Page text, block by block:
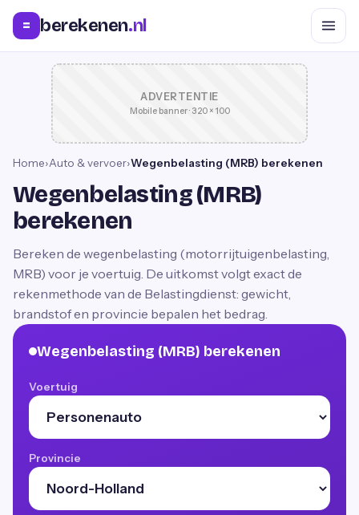
= berekenen.nl
ADVERTENTIE
Mobile banner · 320 × 100
Home›Auto & vervoer›Wegenbelasting (MRB) berekenen
Wegenbelasting (MRB)
berekenen
Bereken de wegenbelasting (motorrijtuigenbelasting,
MRB) voor je voertuig. De uitkomst volgt exact de
rekenmethode van de Belastingdienst: gewicht,
brandstof en provincie bepalen het bedrag.
Wegenbelasting (MRB) berekenen
Voertuig
Provincie